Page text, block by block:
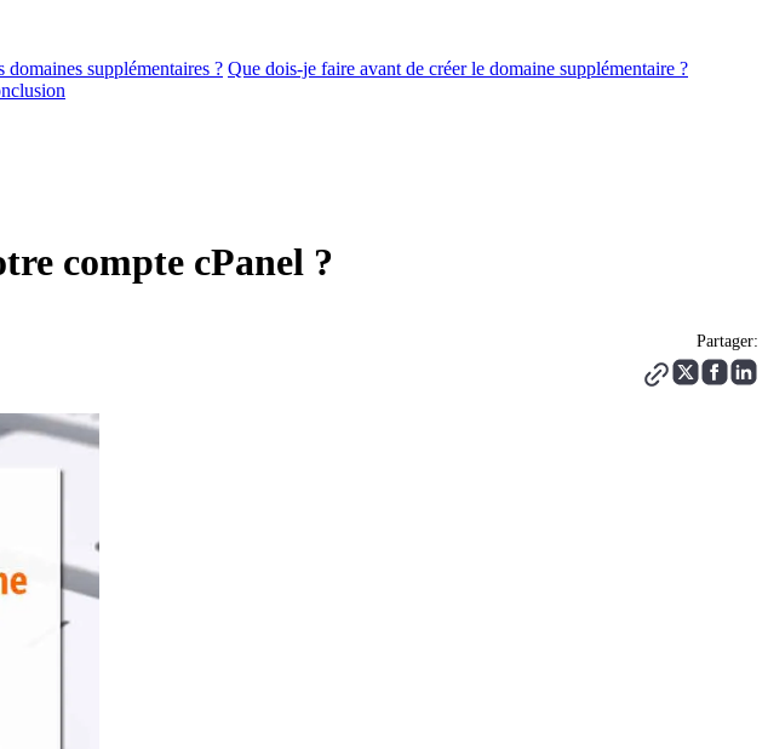
supplémentaires ? Que dois-je faire avant de créer le domaine supplémentaire ?
compte cPanel ?
Partager: